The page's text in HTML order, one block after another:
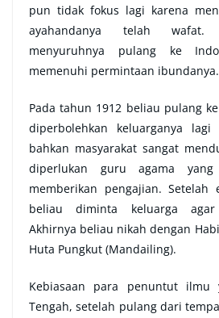
pun tidak fokus lagi karena
ayahandanya telah wafat.
menyuruhnya pulang ke
memenuhi permintaan ibundanya.
Pada tahun 1912 beliau pulang
diperbolehkan keluarganya
bahkan masyarakat sangat
diperlukan guru agama
memberikan pengajian. Setelah
beliau diminta keluarga
Akhirnya beliau nikah dengan
Huta Pungkut (Mandailing).
Kebiasaan para penuntut
Tengah, setelah pulang dari